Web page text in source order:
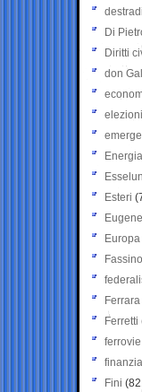
Di
Diritti
don
elezioni
Energia
Esteri
Europa
Fassino
Ferrara
Ferretti
ferrovie
Fini